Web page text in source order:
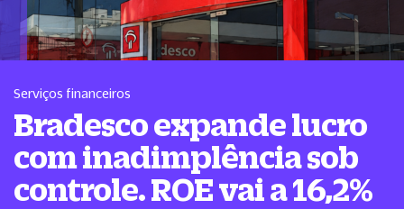
Serviços financeiros
Bradesco expande lucro
com inadimplência sob
controle. ROE vai a 16,2%